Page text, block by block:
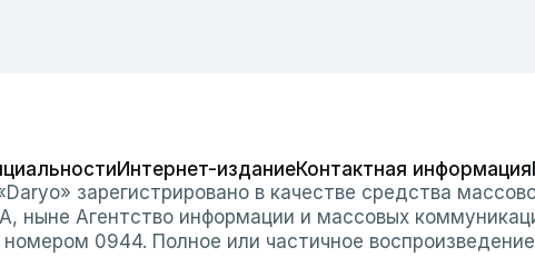
Интернет-изданиеКонтактная информация
зарегистрировано в качестве средства
ныне Агентство информации и массовых
номером 0944. Полное или частичное